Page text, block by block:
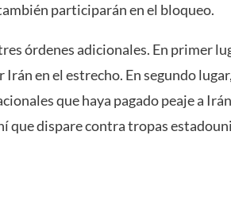
participarán en el bloqueo.
órdenes adicionales. En primer
Irán en el estrecho. En segundo
que haya pagado peaje a
que dispare contra tropas